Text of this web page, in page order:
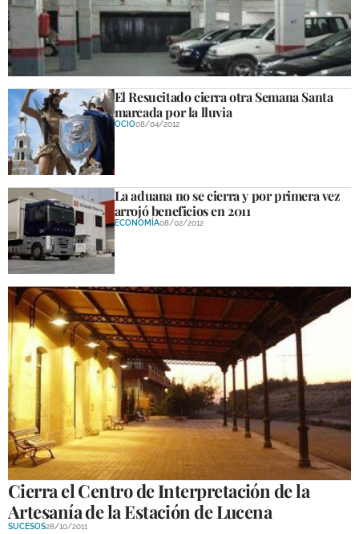
Cierra el parking del mercado por mejoras
para su nuevo uso
01/10/2012
El Resucitado cierra otra Semana Santa
marcada por la lluvia
OCIO08/04/2012
La aduana no se cierra y por primera vez
arrojó beneficios en 2011
ECONOMÍA08/02/2012
Cierra el Centro de Interpretación de la
Artesanía de la Estación de Lucena
SUCESOS28/10/2011